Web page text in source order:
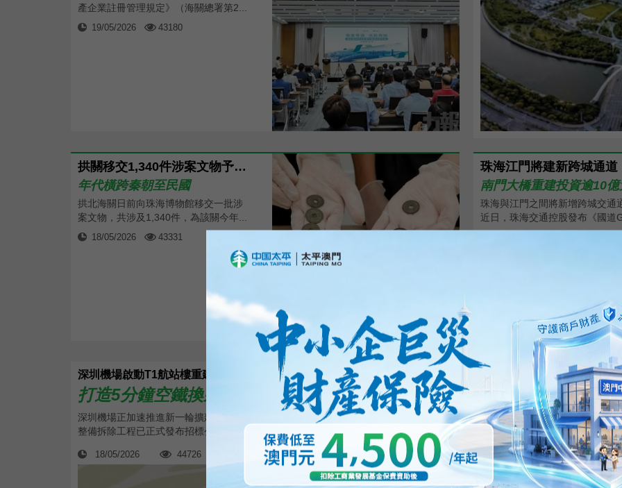
產企業註冊管理規定》（海關總署第2...
19/05/2026 43180
拱關移交1,340件涉案文物予珠海博物館
年代橫跨秦朝至民國
拱北海關日前向珠海博物館移交一批涉
案文物，共涉及1,340件，為該關今年...
18/05/2026 43331
深圳機場啟動T1航站樓重建
打造5分鐘空鐵換乘樞紐
深圳機場正加速推進新一輪擴建工程。深圳寶安國際機場近日公布，T1航站樓地塊土地
整備拆除工程已正式發布招標公告，意味沉寂多年的T1航站樓區域將重新啟動建設。
18/05/2026 44726
珠海江門將建新跨城通道
南門大橋重建投資逾10億
珠海與江門之間將新增跨城交通
近日，珠海交通控股發布《國道
獲國家級認證
5月11日，橫琴粵澳深度合作區
區居家養老服務中心收到中國標
15/05/2026 62742